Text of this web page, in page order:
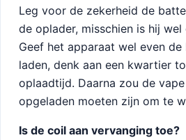
Leg voor de zekerheid de
de oplader, misschien is hij wel
Geef het apparaat wel even
laden, denk aan een kwartier
oplaadtijd. Daarna zou de
opgeladen moeten zijn om te
Is de coil aan vervanging toe?